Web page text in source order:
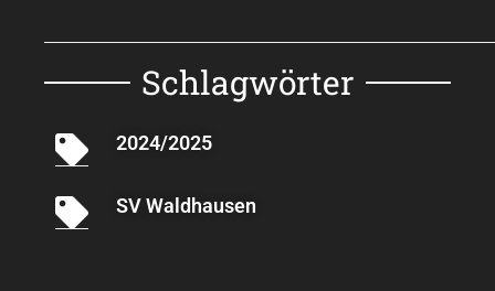
Schlagwörter
2024/2025
SV Waldhausen